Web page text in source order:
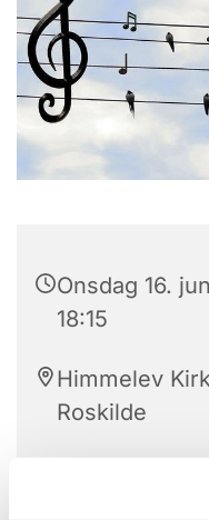
Onsdag 16.
18:15
Himmelev
Roskilde